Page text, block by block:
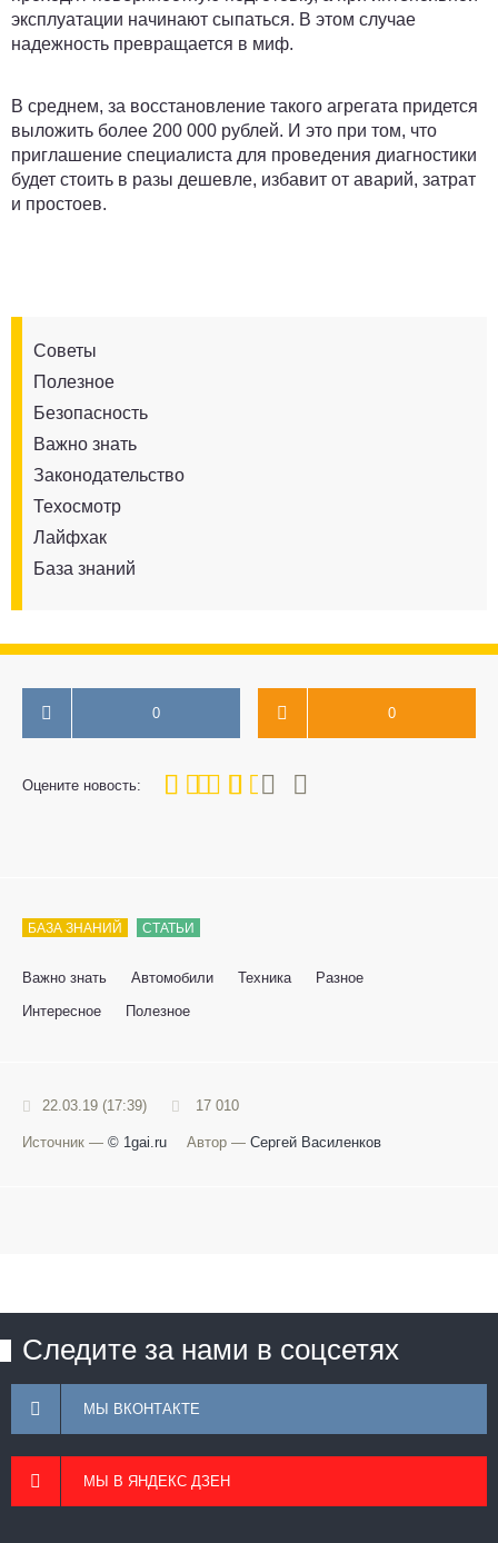
эксплуатации начинают сыпаться. В этом случае
надежность превращается в миф.
В среднем, за восстановление такого агрегата придется
выложить более 200 000 рублей. И это при том, что
приглашение специалиста для проведения диагностики
будет стоить в разы дешевле, избавит от аварий, затрат
и простоев.
Советы
Полезное
Безопасность
Важно знать
Законодательство
Техосмотр
Лайфхак
База знаний
0 0
Оцените новость:
60
1 3 4 5
БАЗА ЗНАНИЙ СТАТЬИ
Важно знать Автомобили Техника
Разное
Интересное
Полезное
22.03.19 (17:39) 17 010
Источник — © 1gai.ru Автор — Сергей Василенков
Следите за нами в соцсетях
МЫ ВКОНТАКТЕ
МЫ В ЯНДЕКС ДЗЕН